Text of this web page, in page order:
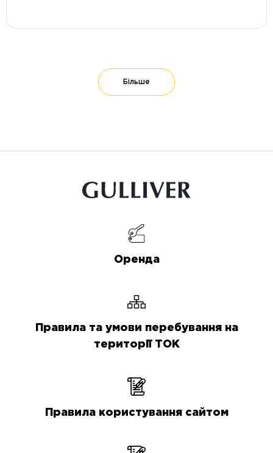
Більше
Оренда
Правила та умови перебування на
території ТОК
Правила користування сайтом